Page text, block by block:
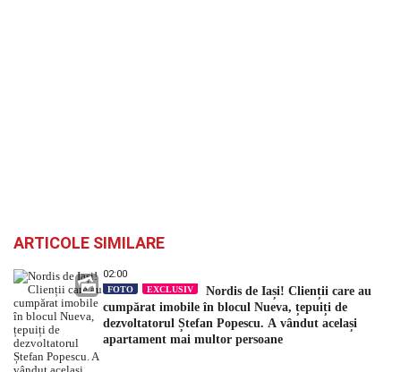
ARTICOLE SIMILARE
02:00
FOTO EXCLUSIV
Nordis de Iași! Clienții care au
cumpărat imobile în blocul Nueva, țepuiți de
dezvoltatorul Ștefan Popescu. A vândut același
apartament mai multor persoane